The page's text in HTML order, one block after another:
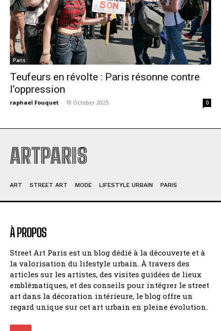
Paris
Teufeurs en révolte : Paris résonne contre
l’oppression
raphael Fouquet - 18 October 2025 0
ARTPARIS
ART STREET ART MODE LIFESTYLE URBAIN PARIS
À PROPOS
Street Art Paris est un blog dédié à la découverte et à
la valorisation du lifestyle urbain. À travers des
articles sur les artistes, des visites guidées de lieux
emblématiques, et des conseils pour intégrer le street
art dans la décoration intérieure, le blog offre un
regard unique sur cet art urbain en pleine évolution.